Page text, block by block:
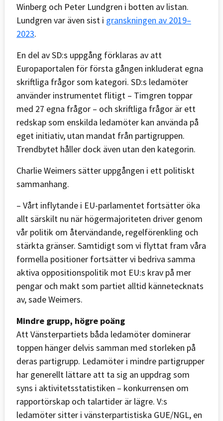
Winberg och Peter Lundgren i botten av listan.
Lundgren var även sist i granskningen av 2019–
2023.
En del av SD:s uppgång förklaras av att
Europaportalen för första gången inkluderat egna
skriftliga frågor som kategori. SD:s ledamöter
använder instrumentet flitigt – Timgren toppar
med 27 egna frågor – och skriftliga frågor är ett
redskap som enskilda ledamöter kan använda på
eget initiativ, utan mandat från partigruppen.
Trendbytet håller dock även utan den kategorin.
Charlie Weimers sätter uppgången i ett politiskt
sammanhang.
– Vårt inflytande i EU-parlamentet fortsätter öka
allt särskilt nu när högermajoriteten driver genom
vår politik om återvändande, regelförenkling och
stärkta gränser. Samtidigt som vi flyttat fram våra
formella positioner fortsätter vi bedriva samma
aktiva oppositionspolitik mot EU:s krav på mer
pengar och makt som partiet alltid kännetecknats
av, sade Weimers.
Mindre grupp, högre poäng
Att Vänsterpartiets båda ledamöter dominerar
toppen hänger delvis samman med storleken på
deras partigrupp. Ledamöter i mindre partigrupper
har generellt lättare att ta sig an uppdrag som
syns i aktivitetsstatistiken – konkurrensen om
rapportörskap och talartider är lägre. V:s
ledamöter sitter i vänsterpartistiska GUE/NGL, en